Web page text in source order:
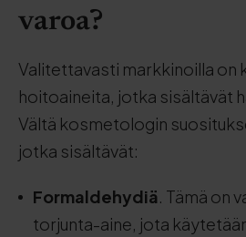
varoa?
Valitettavasti markkinoilla on
hoitoaineita, jotka sisältävät
Vältä kosmetologin
jotka sisältävät:
Formaldehydiä. Tämä on
torjunta-aine, jota